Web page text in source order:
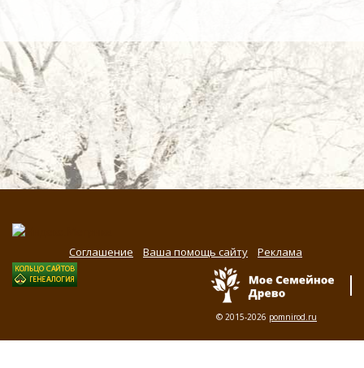
Соглашение Ваша помощь сайту Реклама
© 2015-2026 pomnirod.ru